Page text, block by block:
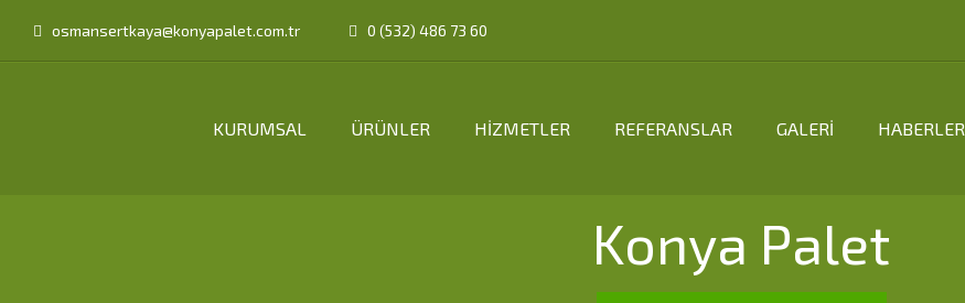
osmansertkaya@konyapalet.com.tr 0 (532) 486 73 60
KURUMSAL ÜRÜNLER HİZMETLER REFERANSLAR GALERİ HABERLER
Konya Palet